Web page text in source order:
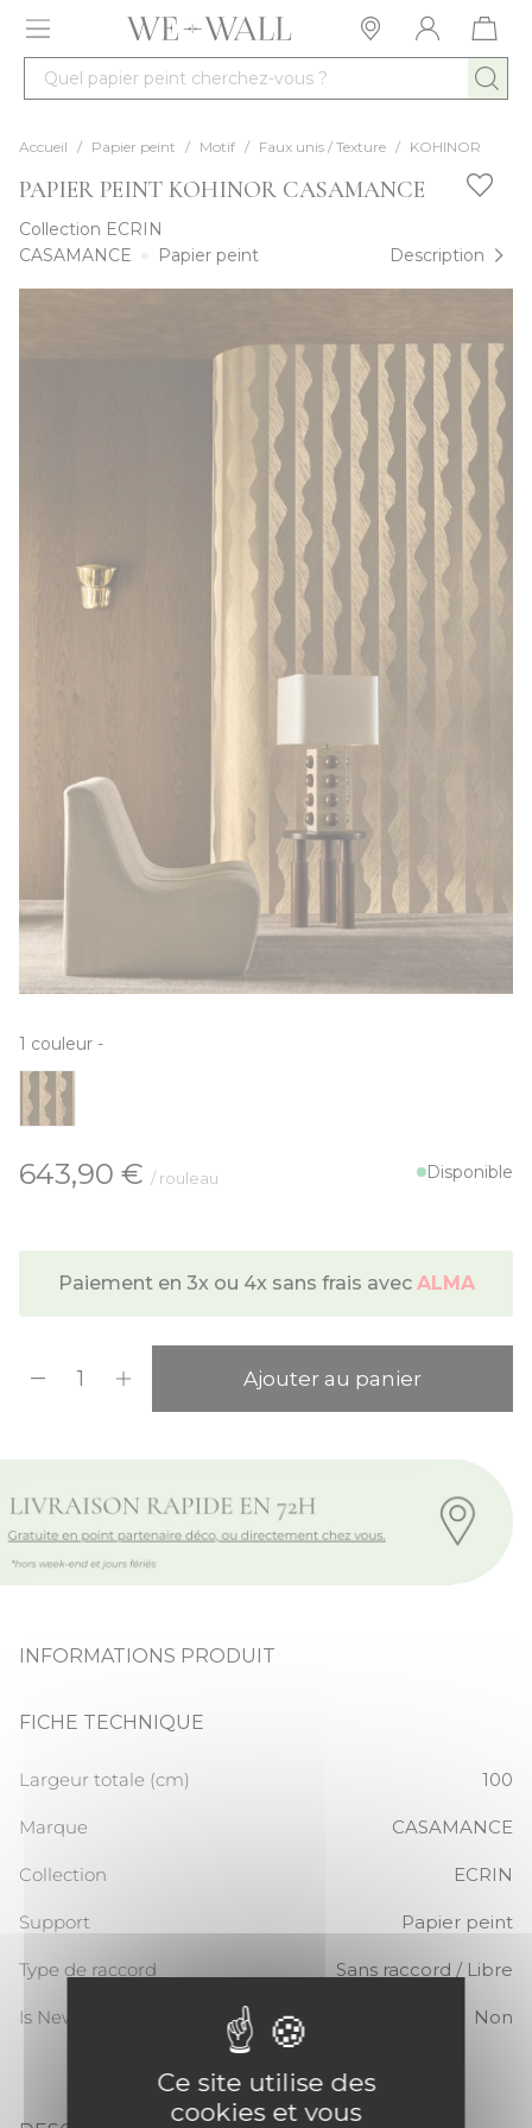
Allez au contenu
Quel papier peint cherchez-vous ?
Accueil / Papier peint / Motif / Faux unis / Texture / KOHINOR
PAPIER PEINT KOHINOR CASAMANCE
Collection ECRIN
CASAMANCE
Papier peint Description
1 couleur -
À partir de:
643,90 € / rouleau Disponible
Paiement en 3x ou 4x sans frais avec ALMA
Ajouter au panier
INFORMATIONS PRODUIT
FICHE TECHNIQUE
Largeur totale (cm) 100
Marque CASAMANCE
Collection ECRIN
Support Papier peint
Type de raccord Sans raccord / Libre
Is New Non
Ce site utilise des
cookies et vous